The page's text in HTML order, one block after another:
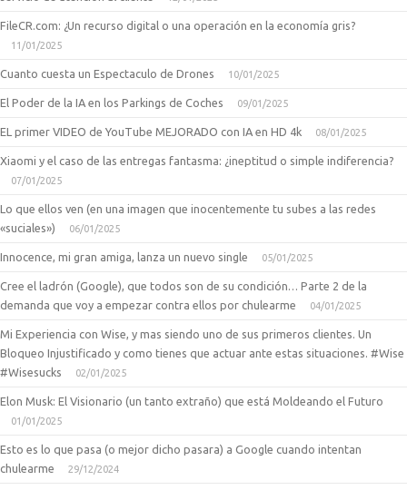
FileCR.com: ¿Un recurso digital o una operación en la economía gris?
11/01/2025
Cuanto cuesta un Espectaculo de Drones 10/01/2025
El Poder de la IA en los Parkings de Coches 09/01/2025
EL primer VIDEO de YouTube MEJORADO con IA en HD 4k 08/01/2025
Xiaomi y el caso de las entregas fantasma: ¿ineptitud o simple indiferencia?
07/01/2025
Lo que ellos ven (en una imagen que inocentemente tu subes a las redes
«suciales»)
06/01/2025
Innocence, mi gran amiga, lanza un nuevo single 05/01/2025
Cree el ladrón (Google), que todos son de su condición… Parte 2 de la
demanda que voy a empezar contra ellos por chulearme
04/01/2025
Mi Experiencia con Wise, y mas siendo uno de sus primeros clientes. Un
Bloqueo Injustificado y como tienes que actuar ante estas situaciones. #Wise
#Wisesucks
02/01/2025
Elon Musk: El Visionario (un tanto extraño) que está Moldeando el Futuro
01/01/2025
Esto es lo que pasa (o mejor dicho pasara) a Google cuando intentan
chulearme
29/12/2024